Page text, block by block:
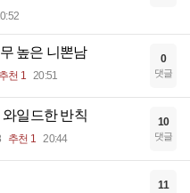
높은 니뽄남
추천 1 20:51
0
댓글
일드한 반칙
추천 1 20:44
10
댓글
11